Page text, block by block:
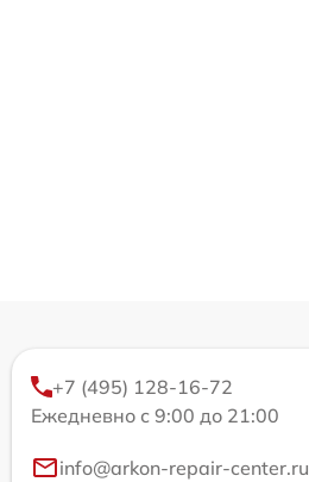
+7 (495) 128-16-72
Ежедневно с 9:00 до 21:00
info@arkon-repair-center.ru